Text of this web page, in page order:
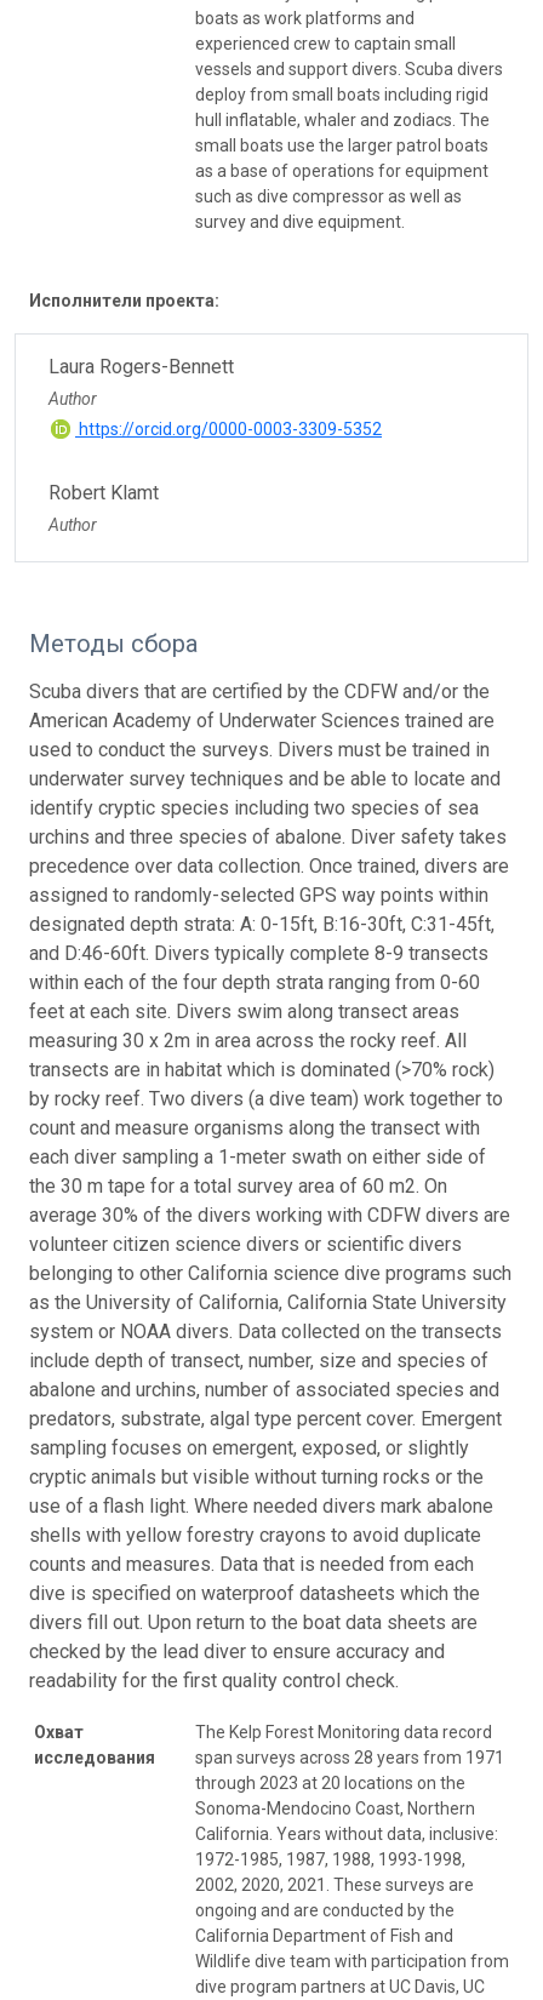
boats as work platforms and
experienced crew to captain small
vessels and support divers. Scuba divers
deploy from small boats including rigid
hull inflatable, whaler and zodiacs. The
small boats use the larger patrol boats
as a base of operations for equipment
such as dive compressor as well as
survey and dive equipment.
Исполнители проекта:
Laura Rogers-Bennett
Author
https://orcid.org/0000-0003-3309-5352
Robert Klamt
Author
Методы сбора
Scuba divers that are certified by the CDFW and/or the
American Academy of Underwater Sciences trained are
used to conduct the surveys. Divers must be trained in
underwater survey techniques and be able to locate and
identify cryptic species including two species of sea
urchins and three species of abalone. Diver safety takes
precedence over data collection. Once trained, divers are
assigned to randomly-selected GPS way points within
designated depth strata: A: 0-15ft, B:16-30ft, C:31-45ft,
and D:46-60ft. Divers typically complete 8-9 transects
within each of the four depth strata ranging from 0-60
feet at each site. Divers swim along transect areas
measuring 30 x 2m in area across the rocky reef. All
transects are in habitat which is dominated (>70% rock)
by rocky reef. Two divers (a dive team) work together to
count and measure organisms along the transect with
each diver sampling a 1-meter swath on either side of
the 30 m tape for a total survey area of 60 m2. On
average 30% of the divers working with CDFW divers are
volunteer citizen science divers or scientific divers
belonging to other California science dive programs such
as the University of California, California State University
system or NOAA divers. Data collected on the transects
include depth of transect, number, size and species of
abalone and urchins, number of associated species and
predators, substrate, algal type percent cover. Emergent
sampling focuses on emergent, exposed, or slightly
cryptic animals but visible without turning rocks or the
use of a flash light. Where needed divers mark abalone
shells with yellow forestry crayons to avoid duplicate
counts and measures. Data that is needed from each
dive is specified on waterproof datasheets which the
divers fill out. Upon return to the boat data sheets are
checked by the lead diver to ensure accuracy and
readability for the first quality control check.
Охват
исследования
The Kelp Forest Monitoring data record
span surveys across 28 years from 1971
through 2023 at 20 locations on the
Sonoma-Mendocino Coast, Northern
California. Years without data, inclusive:
1972-1985, 1987, 1988, 1993-1998,
2002, 2020, 2021. These surveys are
ongoing and are conducted by the
California Department of Fish and
Wildlife dive team with participation from
dive program partners at UC Davis, UC